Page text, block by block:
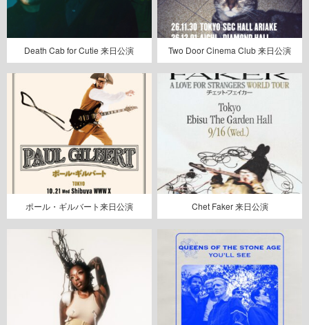
Death Cab for Cutie 来日公演 Two Door Cinema Club 来日公演
ポール・ギルバート来日公演 Chet Faker 来日公演